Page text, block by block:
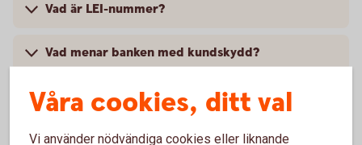
Vad är LEI-nummer?
Vad menar banken med kundskydd?
Vad innebär bästa orderutförande (best
execution)?
Våra cookies, ditt val
Vi använder nödvändiga cookies eller liknande